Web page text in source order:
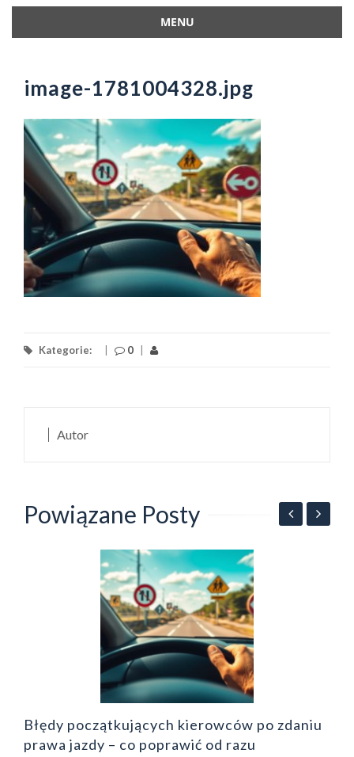
MENU
treściimage-1781004328.jpg
Kategorie: 0
Autor
Powiązane Posty
Błędy początkujących kierowców po zdaniu
prawa jazdy – co poprawić od razu